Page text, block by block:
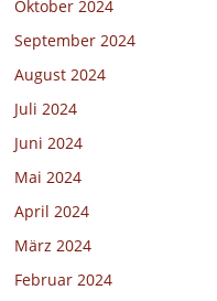
Oktober 2024
September 2024
August 2024
Juli 2024
Juni 2024
Mai 2024
April 2024
März 2024
Februar 2024